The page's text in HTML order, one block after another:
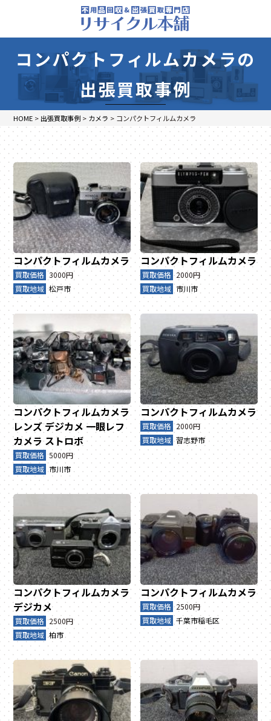
コンパクトフィルムカメラの
出張買取事例
HOME > 出張買取事例 > カメラ > コンパクトフィルムカメラ
コンパクトフィルムカメラ
買取価格 3000円
買取地域 松戸市
コンパクトフィルムカメラ
買取価格 2000円
買取地域 市川市
コンパクトフィルムカメラ
レンズ デジカメ 一眼レフ
カメラ ストロボ
買取価格 5000円
買取地域 市川市
コンパクトフィルムカメラ
買取価格 2000円
買取地域 習志野市
コンパクトフィルムカメラ
デジカメ
買取価格 2500円
買取地域 柏市
コンパクトフィルムカメラ
買取価格 2500円
買取地域 千葉市稲毛区